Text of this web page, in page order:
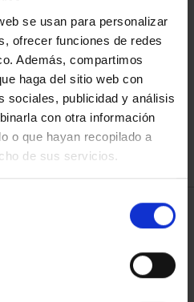
se usan para personalizar
ofrecer funciones de redes
Además, compartimos
haga del sitio web con
sociales, publicidad y análisis
con otra información
o que hayan recopilado a
de sus servicios.